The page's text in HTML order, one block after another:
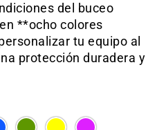
del buceo
**ocho colores
tu equipo al
protección duradera y
BLUEGREENYELLOWPURPLE